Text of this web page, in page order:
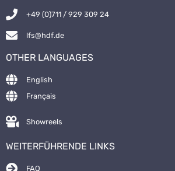
+49 (0)711 / 929 309 24
lfs@hdf.de
OTHER LANGUAGES
English
Français
Showreels
WEITERFÜHRENDE LINKS
FAQ